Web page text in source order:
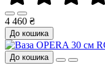
4 460 ₴
До кошика
До кошика